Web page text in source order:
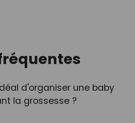
d'organiser une baby
la grossesse ?